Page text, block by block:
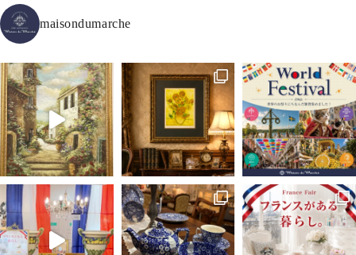
maisondumarche